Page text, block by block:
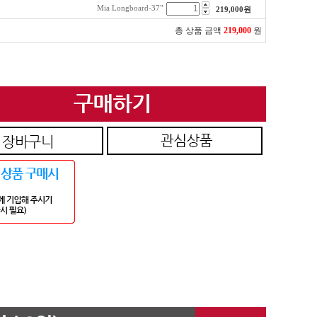
Mia Longboard-37" 219,000원
총 상품 금액 219,000 원